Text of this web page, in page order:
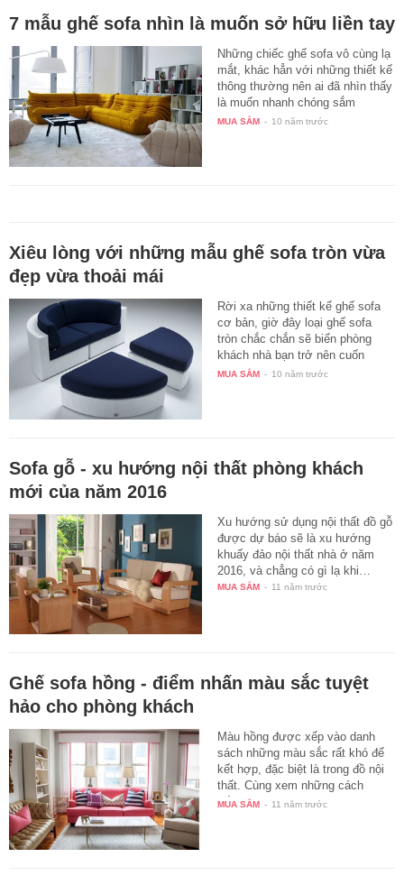
7 mẫu ghế sofa nhìn là muốn sở hữu liền tay
Những chiếc ghế sofa vô cùng lạ
mắt, khác hẳn với những thiết kế
thông thường nên ai đã nhìn thấy
là muốn nhanh chóng sắm
ngay…
MUA SẮM - 10 năm trước
Xiêu lòng với những mẫu ghế sofa tròn vừa
đẹp vừa thoải mái
Rời xa những thiết kế ghế sofa
cơ bản, giờ đây loại ghế sofa
tròn chắc chắn sẽ biến phòng
khách nhà bạn trở nên cuốn
hút…
MUA SẮM - 10 năm trước
Sofa gỗ - xu hướng nội thất phòng khách
mới của năm 2016
Xu hướng sử dụng nội thất đồ gỗ
được dự báo sẽ là xu hướng
khuấy đảo nội thất nhà ở năm
2016, và chẳng có gì lạ khi…
MUA SẮM - 11 năm trước
Ghế sofa hồng - điểm nhấn màu sắc tuyệt
hảo cho phòng khách
Màu hồng được xếp vào danh
sách những màu sắc rất khó để
kết hợp, đặc biệt là trong đồ nội
thất. Cùng xem những cách
kết…
MUA SẮM - 11 năm trước